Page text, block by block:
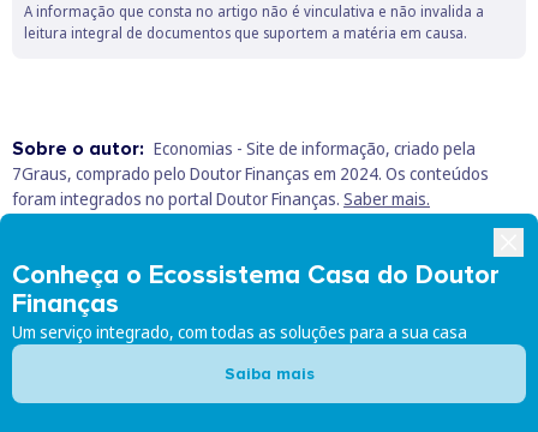
A informação que consta no artigo não é vinculativa e não invalida a
leitura integral de documentos que suportem a matéria em causa.
Sobre o autor: Economias - Site de informação, criado pela
7Graus, comprado pelo Doutor Finanças em 2024. Os conteúdos
foram integrados no portal Doutor Finanças. Saber mais.
Carreira e Rendimentos Impostos IRS Trab. Independentes
Crédito
Poupe nos seus produtos financeiros
Conheça o Ecossistema Casa do Doutor
Finanças
Um serviço integrado, com todas as soluções para a sua casa
Saiba mais